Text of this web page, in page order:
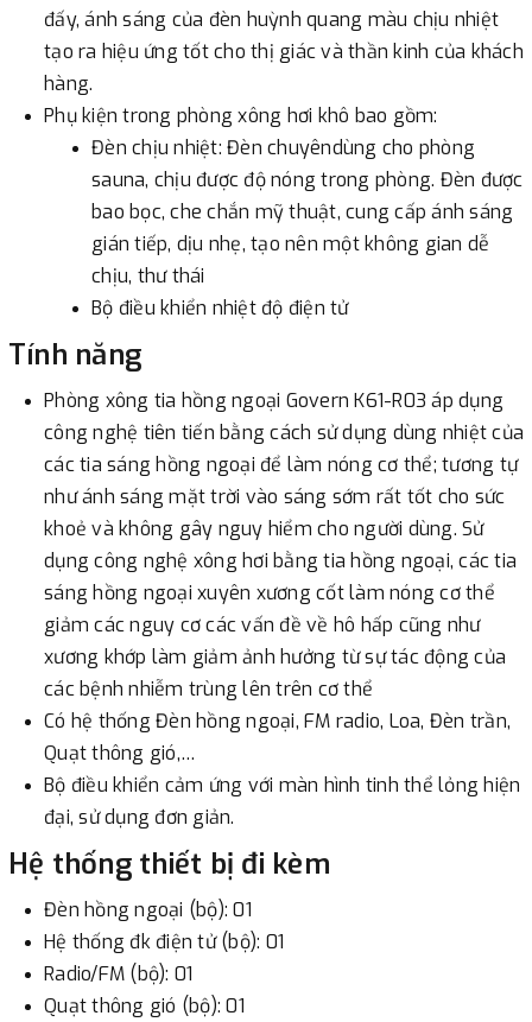
đấy, ánh sáng của đèn huỳnh quang màu chịu nhiệt
tạo ra hiệu ứng tốt cho thị giác và thần kinh của khách
hàng.
Phụ kiện trong phòng xông hơi khô bao gồm:
Đèn chịu nhiệt: Đèn chuyêndùng cho phòng
sauna, chịu được độ nóng trong phòng. Đèn được
bao bọc, che chắn mỹ thuật, cung cấp ánh sáng
gián tiếp, dịu nhẹ, tạo nên một không gian dễ
chịu, thư thái
Bộ điều khiển nhiệt độ điện tử
Tính năng
Phòng xông tia hồng ngoại Govern K61-R03 áp dụng
công nghệ tiên tiến bằng cách sử dụng dùng nhiệt của
các tia sáng hồng ngoại để làm nóng cơ thể; tương tự
như ánh sáng mặt trời vào sáng sớm rất tốt cho sức
khoẻ và không gây nguy hiểm cho người dùng. Sử
dụng công nghệ xông hơi bằng tia hồng ngoại, các tia
sáng hồng ngoại xuyên xương cốt làm nóng cơ thể
giảm các nguy cơ các vấn đề về hô hấp cũng như
xương khớp làm giảm ảnh hưởng từ sự tác động của
các bệnh nhiễm trùng lên trên cơ thể
Có hệ thống Đèn hồng ngoại, FM radio, Loa, Đèn trần,
Quạt thông gió,…
Bộ điều khiển cảm ứng với màn hình tinh thể lỏng hiện
đại, sử dụng đơn giản.
Hệ thống thiết bị đi kèm
Đèn hồng ngoại (bộ): 01
Hệ thống đk điện tử (bộ): 01
Radio/FM (bộ): 01
Quạt thông gió (bộ): 01